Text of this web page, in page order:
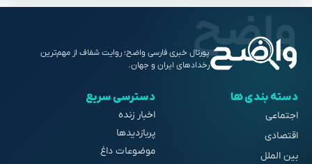
پورتال خبری فارسی واضح؛ روایت شفاف از مهم‌ترین
رخدادهای ایران و جهان.
دسته بندی ها
اجتماعی
اقتصادی
بین الملل
دسترسی سریع
اخبار زنده
پربازدیدها
موضوعات داغ